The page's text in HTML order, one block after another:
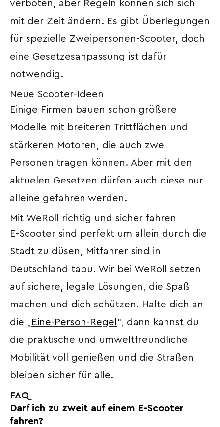
verboten, aber Regeln können sich sich
mit der Zeit ändern. Es gibt Überlegungen
für spezielle Zweipersonen-Scooter, doch
eine Gesetzesanpassung ist dafür
notwendig.
Neue Scooter-Ideen
Einige Firmen bauen schon größere
Modelle mit breiteren Trittflächen und
stärkeren Motoren, die auch zwei
Personen tragen können. Aber mit den
aktuelen Gesetzen dürfen auch diese nur
alleine gefahren werden.
Mit WeRoll richtig und sicher fahren
E-Scooter sind perfekt um allein durch die
Stadt zu düsen, Mitfahrer sind in
Deutschland tabu. Wir bei WeRoll setzen
auf sichere, legale Lösungen, die Spaß
machen und dich schützen. Halte dich an
die „ Eine-Person-Regel “, dann kannst du
die praktische und umweltfreundliche
Mobilität voll genießen und die Straßen
bleiben sicher für alle.
FAQ
Darf ich zu zweit auf einem E-Scooter
fahren?